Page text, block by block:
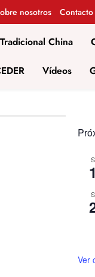
nosotros Contacto
China
Vídeos
Ver